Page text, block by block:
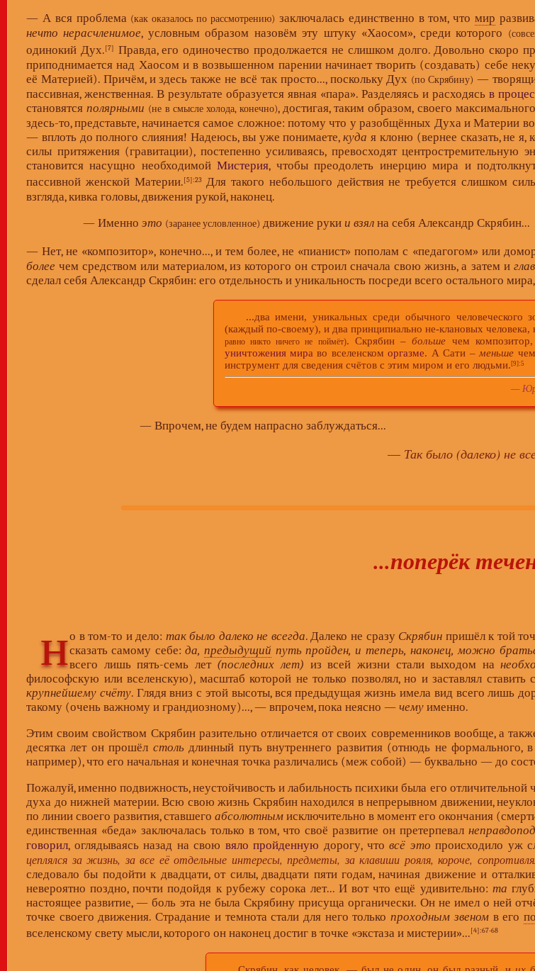
— А вся проблема (как оказалось по рассмотрению) заключалась единственно в том, чтомир
нечто нерасчленимое, условным образом назовём эту штуку «Хаосом», среди которого
одинокий Дух.[7]
Правда, его одиночество продолжается не слишком долго. Довольно скоро
приподнимается над Хаосом и в возвышенном парении начинает творить (создавать) себе
её Материей). Причём, и здесь также не всё так просто..., поскольку Дух (по Скрябину) —
пассивная, женственная. В результате образуется явная «пара». Разделяясь и расходясь в
становятсяполярными (не в смысле холода, конечно), достигая, таким образом, своего
здесь-то, представьте, начинается самое сложное: потому что у разобщённых Духа и Материи
— вплоть до полного слияния! Надеюсь, вы уже понимаете,куда я клоню (вернее сказать, не
силы притяжения (гравитации), постепенно усиливаясь, превосходят центростремительную
становится насущно необходимойМистерия, чтобы преодолеть инерцию мира и
пассивной женской Материи.[5]:23Для такого небольшого действия не требуется слишком
взгляда, кивка головы, движения рукой, наконец.
— Именно это (заранее условленное) движение руки и взял на себя Александр Скрябин...
— Нет, не «композитор», конечно..., и тем более, не «пианист» пополам с «педагогом» или
более чем средством или материалом, из которого он строил сначала свою жизнь, а затем и
сделал себя Александр Скрябин: его отдельность и уникальность посреди всего остального
...два имени, уникальных среди обычного человеческого
(каждый по-своему), и два принципиально не-клановых человека,
равно никто ничего не поймёт). Скрябин –больше чем
уничтожения мира во вселенскоморгазме. А Сати – меньше
инструмент для сведения счётов с этим миром и его людьми. [9] :5
—
— Впрочем, не будем напрасно заблуждаться...
— Так было (далеко) не
...поперёк
но в том-то и дело: так было далеко не всегда. Далеко не сразу Скрябин пришёл к той
сказать самому себе: да, предыдущий путь пройден, и теперь, наконец, можно
всего лишь пять-семь лет (последних лет) из всей жизни стали выходом на
философскую или вселенскую), масштаб которой не только позволял, но и заставлял
крупнейшему счёту. Глядя вниз с этой высоты, вся предыдущая жизнь имела вид всего лишь
такому (очень важному и грандиозному)..., — впрочем, пока неясно — чему именно.
Этим своим свойством Скрябин разительно отличается от своих современников вообще, а
десятка лет он прошёл стольдлинный путь внутреннего развития (отнюдь не формального,
например), что его начальная и конечная точка различались (меж собой) — буквально — до
Пожалуй, именно подвижность, неустойчивость и лабильность психики была его
духа до нижней материи. Всю свою жизнь Скрябин находился в непрерывном движении,
по линии своего развития, ставшего абсолютным исключительно в момент его окончания
единственная «беда» заключалась только в том, что своё развитие он претерпевал
говорил, оглядываясь назад на свою вяло пройденную дорогу, чтовсё это происходило уж
цеплялся за жизнь, за все её отдельные интересы, предметы, за клавиши рояля, короче,
следовало бы подойти к двадцати, от силы, двадцати пяти годам, начиная движение и
невероятно поздно, почти подойдя к рубежу сорока лет... И вот что ещё удивительно: та
настоящее развитие, — боль эта не была Скрябину присуща органически. Он не имел о ней
точке своего движения. Страдание и темнота стали для него только проходным звеномв его
вселенскому свету мысли, которого он наконец достиг в точке «экстаза и мистерии»... [4] :67-68